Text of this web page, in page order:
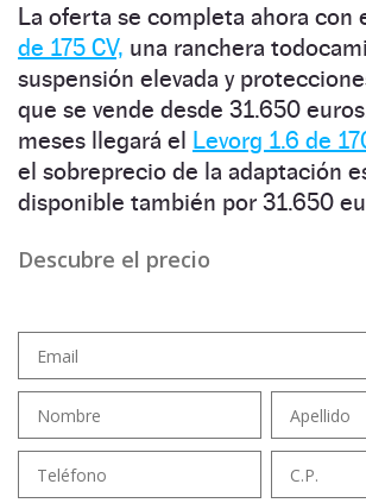
La oferta se completa ahora con
de 175 CV, una ranchera
suspensión elevada y
que se vende desde 31.650
meses llegará el Levorg 1.6 de
el sobreprecio de la adaptación
disponible también por 31.650